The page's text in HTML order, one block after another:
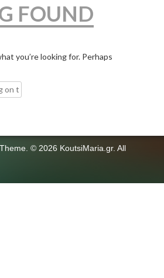
FOUND
you’re looking for. Perhaps
© 2026 KoutsiMaria.gr. All